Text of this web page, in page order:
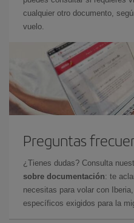
cualquier otro documento,
vuelo.
Preguntas
¿Tienes dudas? Consulta
sobre documentación: te
necesitas para volar con
específicos exigidos para la